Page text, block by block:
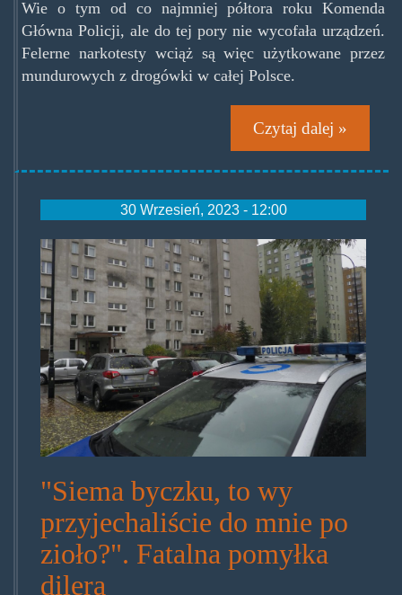
Wie o tym od co najmniej półtora roku Komenda
Główna Policji, ale do tej pory nie wycofała urządzeń.
Felerne narkotesty wciąż są więc użytkowane przez
mundurowych z drogówki w całej Polsce.
Czytaj dalej »
30 Wrzesień, 2023 - 12:00
siemabyczku.jpg
"Siema byczku, to wy
przyjechaliście do mnie po
zioło?". Fatalna pomyłka
dilera